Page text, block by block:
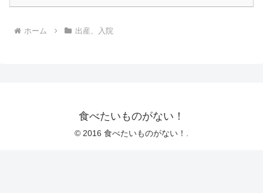
ホーム 出産、入院
食べたいものがない！
© 2016 食べたいものがない！.